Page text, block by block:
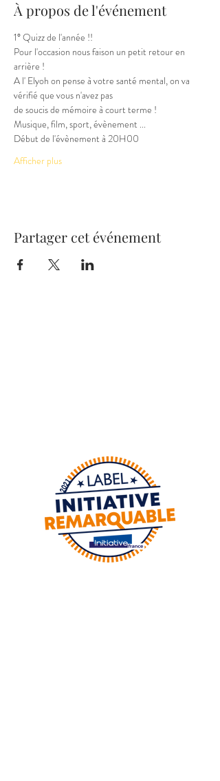
À propos de l'événement
1° Quizz de l'année !!
Pour l'occasion nous faison un petit retour en
arrière !
A l' Elyoh on pense à votre santé mental, on va
vérifié que vous n'avez pas
de soucis de mémoire à court terme !
Musique, film, sport, évènement ...
Début de l'évènement à 20H00
Afficher plus
Partager cet événement